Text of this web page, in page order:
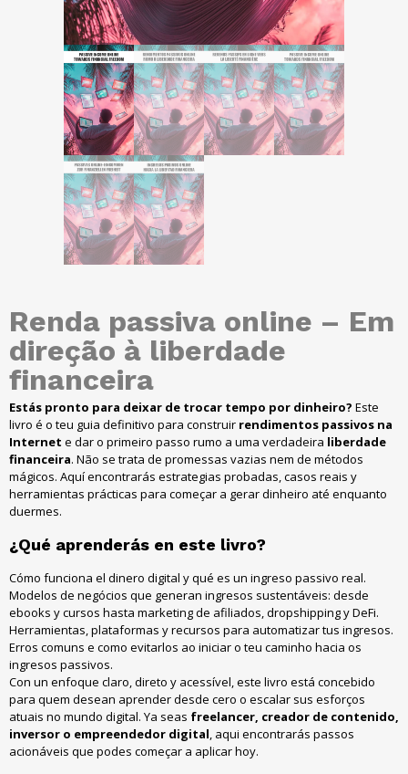
Renda passiva online – Em
direção à liberdade
financeira
Estás pronto para deixar de trocar tempo por dinheiro? Este
livro é o teu guia definitivo para construir rendimentos passivos na
Internet e dar o primeiro passo rumo a uma verdadeira liberdade
financeira. Não se trata de promessas vazias nem de métodos
mágicos. Aquí encontrarás estrategias probadas, casos reais y
herramientas prácticas para começar a gerar dinheiro até enquanto
duermes.
¿Qué aprenderás en este livro?
Cómo funciona el dinero digital y qué es un ingreso passivo real.
Modelos de negócios que generan ingresos sustentáveis: desde
ebooks y cursos hasta marketing de afiliados, dropshipping y DeFi.
Herramientas, plataformas y recursos para automatizar tus ingresos.
Erros comuns e como evitarlos ao iniciar o teu caminho hacia os
ingresos passivos.
Con un enfoque claro, direto y acessível, este livro está concebido
para quem desean aprender desde cero o escalar sus esforços
atuais no mundo digital. Ya seas freelancer, creador de contenido,
inversor o empreendedor digital, aqui encontrarás passos
acionáveis que podes começar a aplicar hoy.